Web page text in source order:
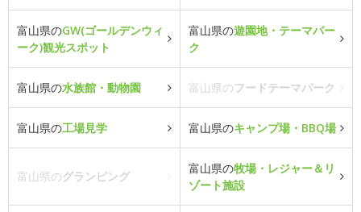
富山県のGW(ゴールデンウィ
ーク)観光スポット
富山県の遊園地・テーマパー
ク
富山県の水族館・動物園 富山県のフードテーマパーク
富山県の工場見学 富山県のキャンプ場・BBQ場
富山県のグランピング
富山県の牧場・レジャー＆リ
ゾート施設